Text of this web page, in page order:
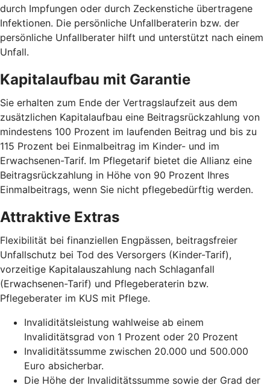
durch Impfungen oder durch Zeckenstiche übertragene
Infektionen. Die persönliche Unfallberaterin bzw. der
persönliche Unfallberater hilft und unterstützt nach einem
Unfall.
Kapitalaufbau mit Garantie
Sie erhalten zum Ende der Vertragslaufzeit aus dem
zusätzlichen Kapitalaufbau eine Beitragsrückzahlung von
mindestens 100 Prozent im laufenden Beitrag und bis zu
115 Prozent bei Einmalbeitrag im Kinder- und im
Erwachsenen-Tarif. Im Pflegetarif bietet die Allianz eine
Beitragsrückzahlung in Höhe von 90 Prozent Ihres
Einmalbeitrags, wenn Sie nicht pflegebedürftig werden.
Attraktive Extras
Flexibilität bei finanziellen Engpässen, beitragsfreier
Unfallschutz bei Tod des Versorgers (Kinder-Tarif),
vorzeitige Kapitalauszahlung nach Schlaganfall
(Erwachsenen-Tarif) und Pflegeberaterin bzw.
Pflegeberater im KUS mit Pflege.
Invaliditätsleistung wahlweise ab einem
Invaliditätsgrad von 1 Prozent oder 20 Prozent
Invaliditätssumme zwischen 20.000 und 500.000
Euro absicherbar.
Die Höhe der Invaliditätssumme sowie der Grad der